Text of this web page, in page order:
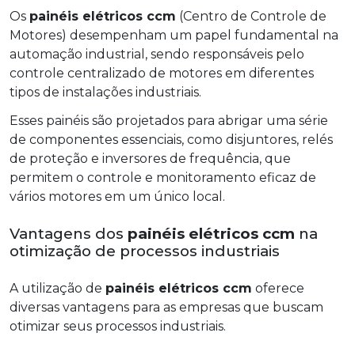
Os painéis elétricos ccm (Centro de Controle de
Motores) desempenham um papel fundamental na
automação industrial, sendo responsáveis pelo
controle centralizado de motores em diferentes
tipos de instalações industriais.
Esses painéis são projetados para abrigar uma série
de componentes essenciais, como disjuntores, relés
de proteção e inversores de frequência, que
permitem o controle e monitoramento eficaz de
vários motores em um único local.
Vantagens dos painéis elétricos ccm na
otimização de processos industriais
A utilização de painéis elétricos ccm oferece
diversas vantagens para as empresas que buscam
otimizar seus processos industriais.